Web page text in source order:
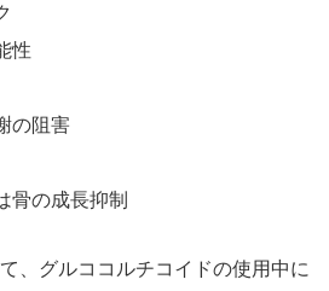
性
の阻害
骨の成長抑制
、グルココルチコイドの使用中に